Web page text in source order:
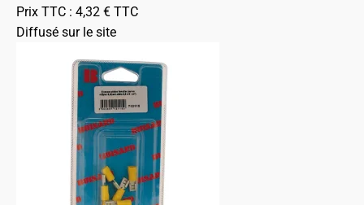
Prix TTC : 4,32 € TTC
Diffusé sur le site